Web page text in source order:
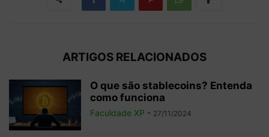
ARTIGOS RELACIONADOS
O que são stablecoins? Entenda
como funciona
Faculdade XP - 27/11/2024